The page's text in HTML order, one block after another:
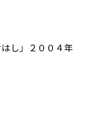
し」２００４年